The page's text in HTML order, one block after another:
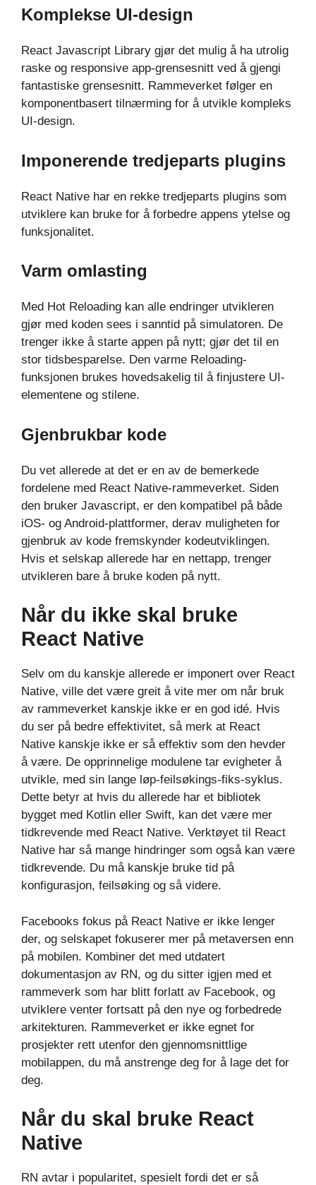
Komplekse UI-design
React Javascript Library gjør det mulig å ha utrolig
raske og responsive app-grensesnitt ved å gjengi
fantastiske grensesnitt. Rammeverket følger en
komponentbasert tilnærming for å utvikle kompleks
UI-design.
Imponerende tredjeparts plugins
React Native har en rekke tredjeparts plugins som
utviklere kan bruke for å forbedre appens ytelse og
funksjonalitet.
Varm omlasting
Med Hot Reloading kan alle endringer utvikleren
gjør med koden sees i sanntid på simulatoren. De
trenger ikke å starte appen på nytt; gjør det til en
stor tidsbesparelse. Den varme Reloading-
funksjonen brukes hovedsakelig til å finjustere UI-
elementene og stilene.
Gjenbrukbar kode
Du vet allerede at det er en av de bemerkede
fordelene med React Native-rammeverket. Siden
den bruker Javascript, er den kompatibel på både
iOS- og Android-plattformer, derav muligheten for
gjenbruk av kode fremskynder kodeutviklingen.
Hvis et selskap allerede har en nettapp, trenger
utvikleren bare å bruke koden på nytt.
Når du ikke skal bruke
React Native
Selv om du kanskje allerede er imponert over React
Native, ville det være greit å vite mer om når bruk
av rammeverket kanskje ikke er en god idé. Hvis
du ser på bedre effektivitet, så merk at React
Native kanskje ikke er så effektiv som den hevder
å være. De opprinnelige modulene tar evigheter å
utvikle, med sin lange løp-feilsøkings-fiks-syklus.
Dette betyr at hvis du allerede har et bibliotek
bygget med Kotlin eller Swift, kan det være mer
tidkrevende med React Native. Verktøyet til React
Native har så mange hindringer som også kan være
tidkrevende. Du må kanskje bruke tid på
konfigurasjon, feilsøking og så videre.
Facebooks fokus på React Native er ikke lenger
der, og selskapet fokuserer mer på metaversen enn
på mobilen. Kombiner det med utdatert
dokumentasjon av RN, og du sitter igjen med et
rammeverk som har blitt forlatt av Facebook, og
utviklere venter fortsatt på den nye og forbedrede
arkitekturen. Rammeverket er ikke egnet for
prosjekter rett utenfor den gjennomsnittlige
mobilappen, du må anstrenge deg for å lage det for
deg.
Når du skal bruke React
Native
RN avtar i popularitet, spesielt fordi det er så